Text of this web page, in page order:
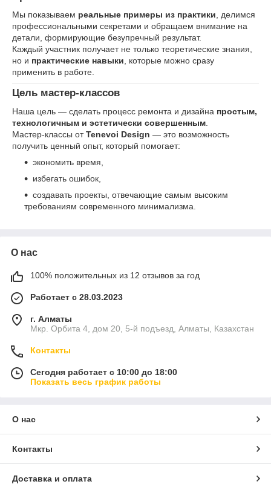
Мы показываем реальные примеры из практики , делимся
профессиональными секретами и обращаем внимание на
детали, формирующие безупречный результат.
Каждый участник получает не только теоретические знания,
но и практические навыки , которые можно сразу
применить в работе.
Цель мастер-классов
Наша цель — сделать процесс ремонта и дизайна простым,
технологичным и эстетически совершенным
Мастер-классы отTenevoi Design — это возможность
получить ценный опыт, который помогает:
экономить время,
избегать ошибок,
создавать проекты, отвечающие самым высоким
требованиям современного минимализма.
О нас
100% положительных из 12 отзывов за год
Работает с 28.03.2023
г. Алматы
Мкр. Орбита 4, дом 20, 5-й подъезд, Алматы, Казахстан
Контакты
Сегодня работает с 10:00 до 18:00
Показать весь график работы
О нас
Контакты
Доставка и оплата